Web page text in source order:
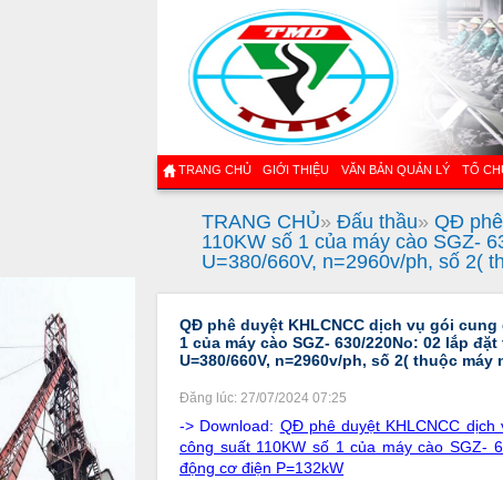
TRANG CHỦ GIỚI THIỆU VĂN BẢN QUẢN LÝ TỔ
TRANG CHỦ» Đấu thầu» QĐ
110KW số 1 của máy cào SGZ-
U=380/660V, n=2960v/ph, số 2(
QĐ phê duyệt KHLCNCC dịch vụ gói
1 của máy cào SGZ- 630/220No: 02 lắp
U=380/660V, n=2960v/ph, số 2( thuộc
Đăng lúc: 27/07/2024 07:25
-> Download: QĐ phê duyệt KHLCNCC
công suất 110KW số 1 của máy cào SGZ-
động cơ điện P=132kW